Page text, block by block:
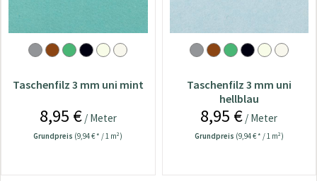
Taschenfilz 3 mm uni mint
8,95 €/ Meter
Grundpreis (9,94 € * / 1 m²)
Taschenfilz 3 mm uni
hellblau
8,95 € / Meter
Grundpreis (9,94 € * / 1 m²)